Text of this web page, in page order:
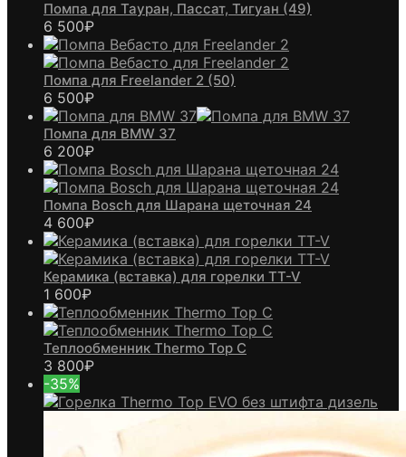
Помпа для Тауран, Пассат, Тигуан (49)
6 500₽
Помпа для Freelander 2 (50)
6 500₽
Помпа для BMW 37
6 200₽
Помпа Bosch для Шарана щеточная 24
4 600₽
Керамика (вставка) для горелки TT-V
1 600₽
Теплообменник Thermo Top C
3 800₽
-35%